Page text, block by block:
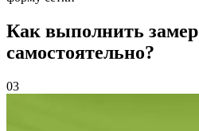
Как выполнить замер
самостоятельно?
03